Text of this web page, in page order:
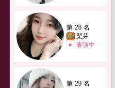
第 28 名
梨芽
表演中
第 29 名